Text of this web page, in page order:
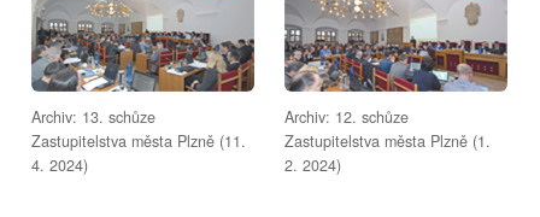
Archiv: 13. schůze
Zastupitelstva města Plzně (11.
4. 2024)
Archiv: 12. schůze
Zastupitelstva města Plzně (1.
2. 2024)